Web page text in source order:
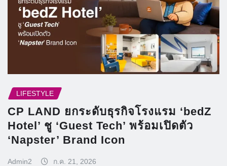
LIFESTYLE
CP LAND ยกระดับธุรกิจโรงแรม ‘bedZ
Hotel’ ชู ‘Guest Tech’ พร้อมเปิดตัว
‘Napster’ Brand Icon
Admin2 ก.ค. 21, 2026